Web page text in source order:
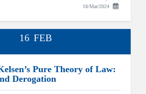
18/Mar/2024
16 FEB
Pure Theory of Law:
Derogation